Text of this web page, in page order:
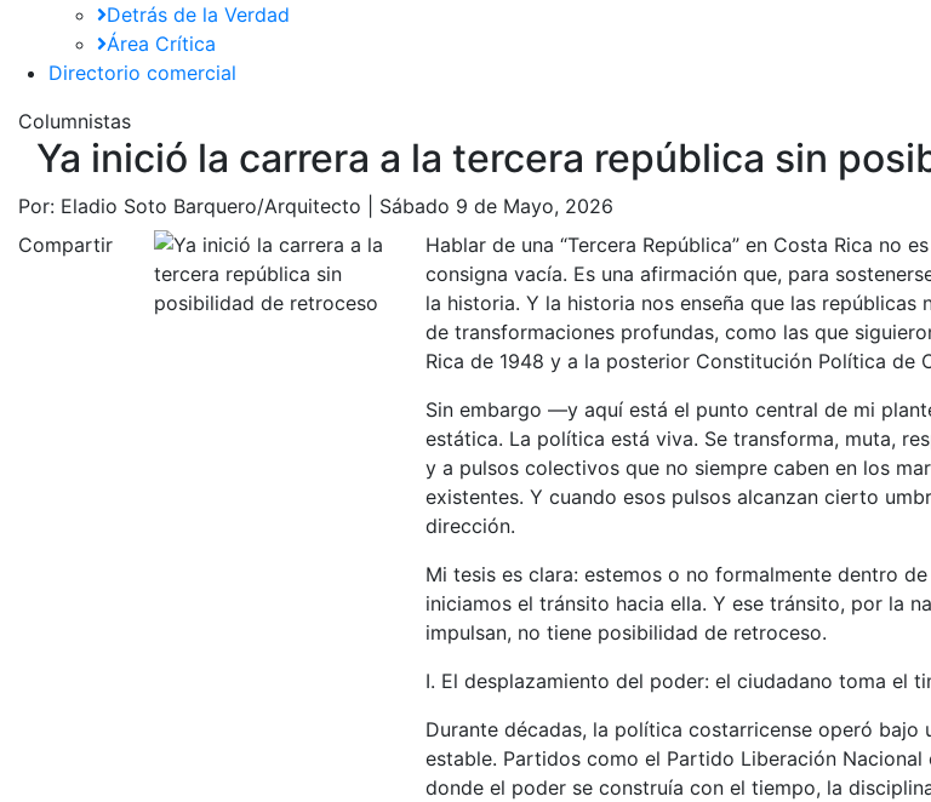
Detrás de la Verdad
Área Crítica
Directorio comercial
Columnistas
Ya inició la carrera a la tercera república sin
Por: Eladio Soto Barquero/Arquitecto | Sábado 9 de Mayo, 2026
Compartir
Hablar de una “Tercera República” en Costa Rica no
consigna vacía. Es una afirmación que, para
la historia. Y la historia nos enseña que las repúblicas
de transformaciones profundas, como las que
Rica de 1948 y a la posterior Constitución Política de
Sin embargo —y aquí está el punto central de mi
estática. La política está viva. Se transforma, muta,
y a pulsos colectivos que no siempre caben en los
existentes. Y cuando esos pulsos alcanzan cierto
dirección.
Mi tesis es clara: estemos o no formalmente dentro
iniciamos el tránsito hacia ella. Y ese tránsito, por la
impulsan, no tiene posibilidad de retroceso.
I. El desplazamiento del poder: el ciudadano toma el
Durante décadas, la política costarricense operó bajo
estable. Partidos como el Partido Liberación
donde el poder se construía con el tiempo, la